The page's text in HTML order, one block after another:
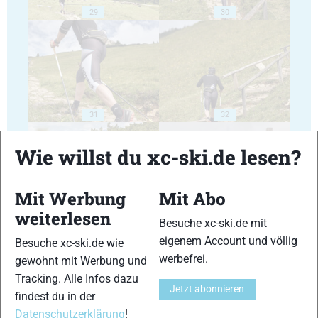
29 30
31 32
33 34
Wie willst du xc-ski.de lesen?
Mit Werbung
weiterlesen
Besuche xc-ski.de wie
gewohnt mit Werbung und
Tracking. Alle Infos dazu
findest du in der
Datenschutzerklärung!
Mit Abo
Besuche xc-ski.de mit
eigenem Account und völlig
werbefrei.
Jetzt abonnieren